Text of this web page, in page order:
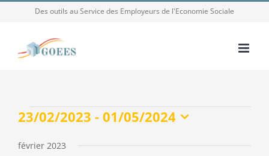
contenu
Des outils au Service des Employeurs de l'Economie Sociale
Évènements
23/02/2023 - 01/05/2024
une
février 2023